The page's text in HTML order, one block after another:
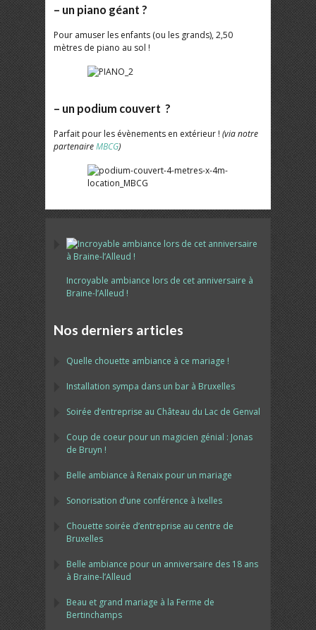
– un piano géant ?
Pour amuser les enfants (ou les grands), 2,50
mètres de piano au sol !
– un podium couvert ?
Parfait pour les évènements en extérieur ! (via notre
partenaireMBCG)
Incroyable ambiance lors de cet anniversaire à
Braine-l’Alleud !
Nos derniers articles
Quelle chouette ambiance à ce mariage !
Installation sympa dans un bar à Bruxelles
Soirée d’entreprise au Château du Lac de Genval
Coup de coeur pour un magicien génial : Jonas
de Bruyn !
Belle ambiance à Renaix pour un mariage
Sonorisation d’une conférence à Ixelles
Chouette soirée d’entreprise au centre de
Bruxelles
Belle ambiance pour un anniversaire des 18 ans
à Braine-l’Alleud
Beau et grand mariage à la Ferme de
Bertinchamps